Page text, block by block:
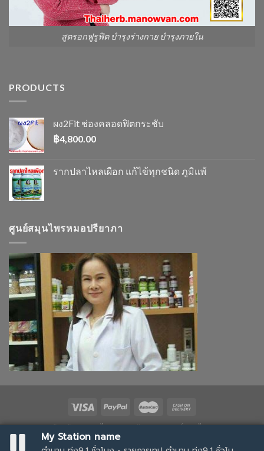
สูตรอกฟูรูฟิต บำรุงร่างกาย บำรุงภายใน
PRODUCTS
ผง2Fit ช่องคลอดฟิตกระชับ
฿4,800.00
รากปลาไหลเผือก แก้ไข้ทุกชนิด ภูมิแพ้
ศูนย์สมุนไพรหมอปรียาภา
ร้านค้า -สมุนไพร สถาบันอบรมแพทย์แผนไทย
Copyright 2026 © Thai Herb | Designed by @357maelai
My Station name